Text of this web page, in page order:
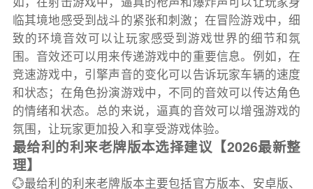
临其境地感受到战斗的紧张和刺激；在冒险游戏中，细
致的环境音效可以让玩家感受到游戏世界的细节和氛
围。音效还可以用来传递游戏中的重要信息。例如，在
竞速游戏中，引擎声音的变化可以告诉玩家车辆的速度
和状态；在角色扮演游戏中，不同的音效可以传达角色
的情绪和状态。总的来说，逼真的音效可以增强游戏的
氛围，让玩家更加投入和享受游戏体验。
最给利的利来老牌版本选择建议【2026最新整
理】
💮最给利的利来老牌版本主要包括官方版本、安卓版、